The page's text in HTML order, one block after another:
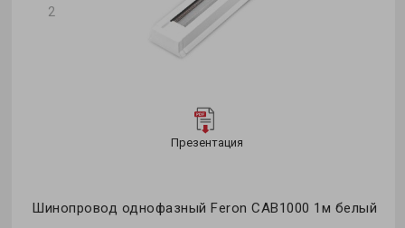
Презентация
Шинопровод однофазный Feron CAB1000 1м белый
2